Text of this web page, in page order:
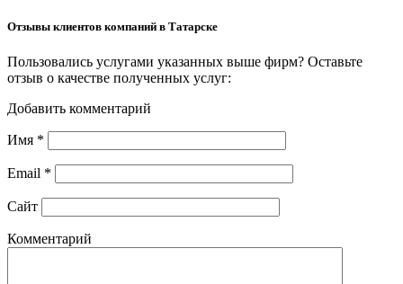
Отзывы клиентов компаний в Татарске
Пользовались услугами указанных выше фирм? Оставьте
отзыв о качестве полученных услуг:
Добавить комментарий
Имя *
Email *
Сайт
Комментарий